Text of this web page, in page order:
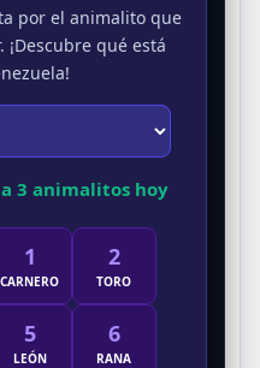
por el animalito que
¡Descubre qué está
3 animalitos hoy
1
CARNERO
2
TORO
5
LEÓN
6
RANA